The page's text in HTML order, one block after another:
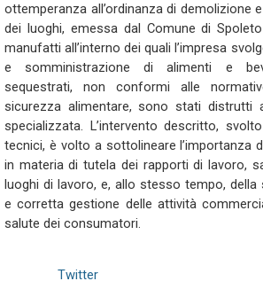
ottemperanza all’ordinanza di demolizione
dei luoghi, emessa dal Comune di
manufatti all’interno dei quali l’impresa
e somministrazione di alimenti e
sequestrati, non conformi alle
sicurezza alimentare, sono stati distrutti
specializzata. L’intervento descritto,
tecnici, è volto a sottolineare l’importanza
in materia di tutela dei rapporti di lavoro,
luoghi di lavoro, e, allo stesso tempo, della
e corretta gestione delle attività
salute dei consumatori.
Twitter